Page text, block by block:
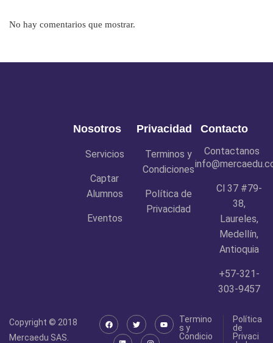
No hay comentarios que mostrar.
Nosotros
Servicios
Captar
Alumnos
Eventos
Privacidad
Terminos y
Condiciones
Política de
Privacidad
Contacto
Contactanos
Cl 37 #79-
38,
Laureles,
Medellín,
Antioquia
+57-321-
303-9457
Copyright © 2018
Mercaedu SAS.
Termino
s y
Condicio
Política
de
Privaci